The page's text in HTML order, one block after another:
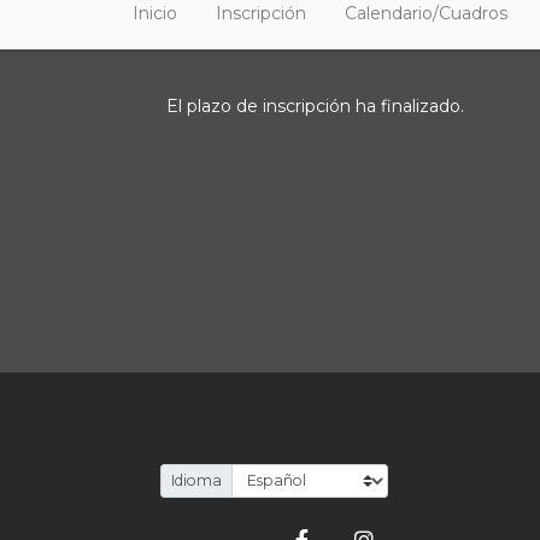
Inicio Inscripción Calendario/Cuadros
El plazo de inscripción ha finalizado.
Idioma